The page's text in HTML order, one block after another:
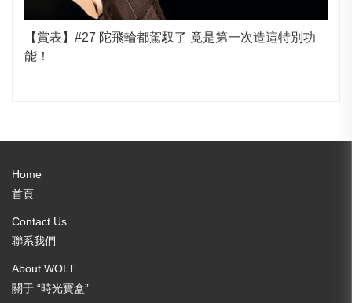
【賞表】#27 陀飛輪都駕馭了 竟是第一次造這特別功
能！
Home
首頁
Contact Us
聯系我們
About WOLT
關于 “時光寶盒”